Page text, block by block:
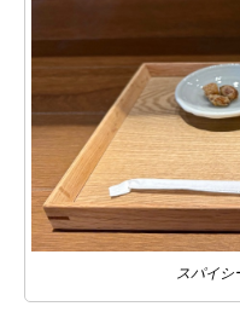
スパイシ